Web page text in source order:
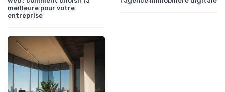
meilleure pour votre
entreprise